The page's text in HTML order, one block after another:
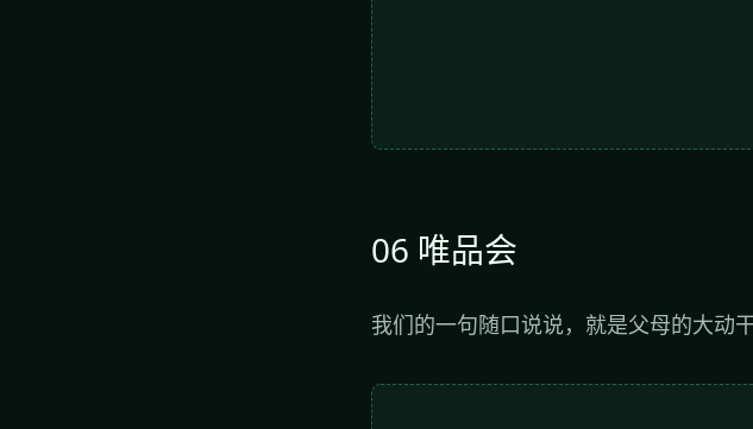
06 唯品会
我们的一句随口说说，就是父母的大动干